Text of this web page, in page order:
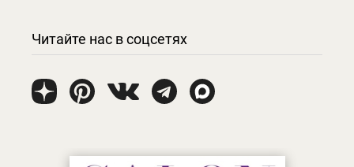
Читайте нас в соцсетях